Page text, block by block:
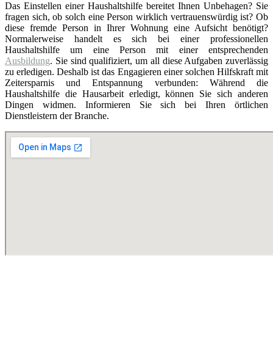
Das Einstellen einer Haushaltshilfe bereitet Ihnen Unbehagen? Sie
fragen sich, ob solch eine Person wirklich vertrauenswürdig ist? Ob
diese fremde Person in Ihrer Wohnung eine Aufsicht benötigt?
Normalerweise handelt es sich bei einer professionellen
Haushaltshilfe um eine Person mit einer entsprechenden
Ausbildung. Sie sind qualifiziert, um all diese Aufgaben zuverlässig
zu erledigen. Deshalb ist das Engagieren einer solchen Hilfskraft mit
Zeitersparnis und Entspannung verbunden: Während die
Haushaltshilfe die Hausarbeit erledigt, können Sie sich anderen
Dingen widmen. Informieren Sie sich bei Ihren örtlichen
Dienstleistern der Branche.